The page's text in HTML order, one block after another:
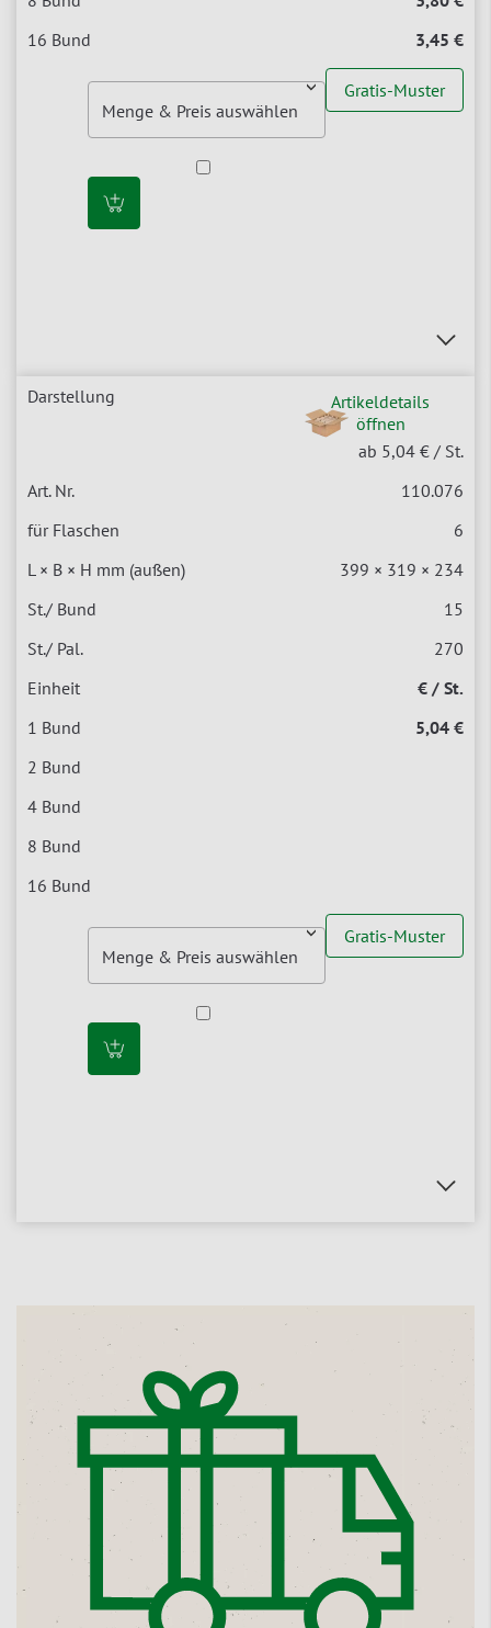
3,45 €
Gratis-Muster
Artikeldetails
öffnen
ab 5,04 € / St.
110.076
6
399 × 319 × 234
15
270
€ / St.
5,04 €
Gratis-Muster